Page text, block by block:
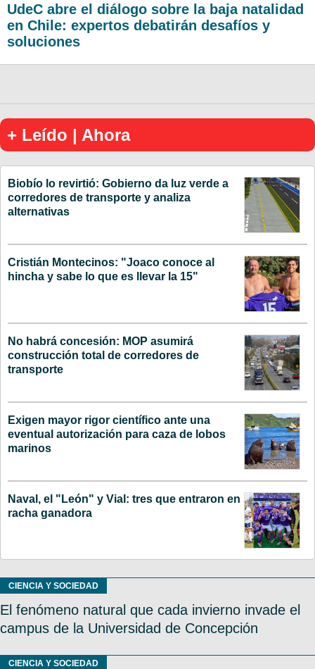
UdeC abre el diálogo sobre la baja natalidad
en Chile: expertos debatirán desafíos y
soluciones
+ Leído | Ahora
Biobío lo revirtió: Gobierno da luz verde a
corredores de transporte y analiza
alternativas
Cristián Montecinos: "Joaco conoce al
hincha y sabe lo que es llevar la 15"
No habrá concesión: MOP asumirá
construcción total de corredores de
transporte
Exigen mayor rigor científico ante una
eventual autorización para caza de lobos
marinos
Naval, el "León" y Vial: tres que entraron en
racha ganadora
CIENCIA Y SOCIEDAD
El fenómeno natural que cada invierno invade el
campus de la Universidad de Concepción
CIENCIA Y SOCIEDAD